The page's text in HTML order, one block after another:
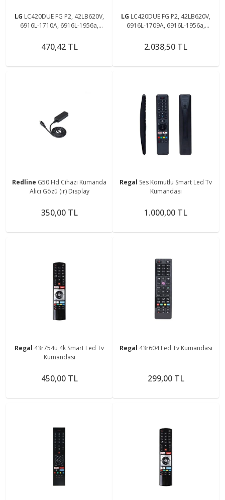
LG LC420DUE FG P2, 42LB620V,
6916L-1710A, 6916L-1956a,
LED ÇUBUK ( B )
470,42 TL
LG LC420DUE FG P2, 42LB620V,
6916L-1709A, 6916L-1956a,
LED ÇUBUK Takım
2.038,50 TL
Redline G50 Hd Cihazı Kumanda
Alıcı Gözü (ır) Dısplay
350,00 TL
Regal Ses Komutlu Smart Led Tv
Kumandası
1.000,00 TL
Regal 43r754u 4k Smart Led Tv
Kumandası
450,00 TL
Regal 43r604 Led Tv Kumandası
299,00 TL